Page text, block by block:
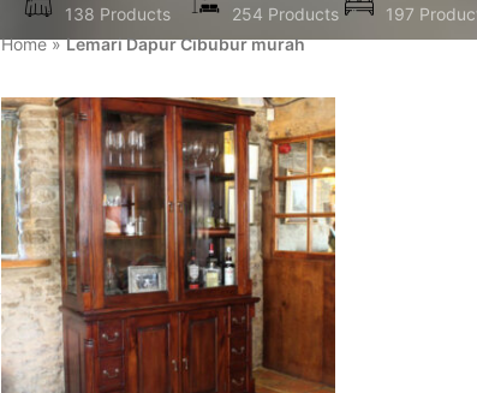
138 Products
254 Products
197
Home»Lemari Dapur Cibubur murah